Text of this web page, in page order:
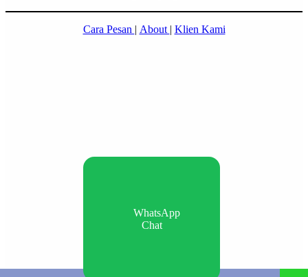
Cara Pesan | About | Klien Kami
WhatsApp
Chat